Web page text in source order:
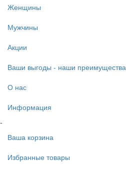
Женщины
Мужчины
Акции
Ваши выгоды - наши преимущества
О нас
Информация
-
Ваша корзина
Избранные товары